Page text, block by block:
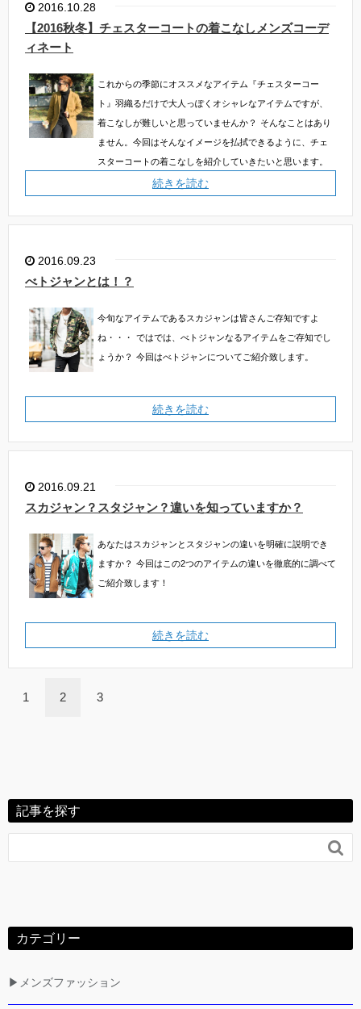
2016.10.28
【2016秋冬】チェスターコートの着こなしメンズコーデ
ィネート
これからの季節にオススメなアイテム『チェスターコー
ト』羽織るだけで大人っぽくオシャレなアイテムですが、
着こなしが難しいと思っていませんか？
そんなことはあり
ません。今回はそんなイメージを払拭できるように、チェ
スターコートの着こなしを紹介していきたいと思います。
続きを読む
2016.09.23
べトジャンとは！？
今旬なアイテムであるスカジャンは皆さんご存知ですよ
ね・・・
ではでは、べトジャンなるアイテムをご存知でし
ょうか？ 今回はべトジャンについてご紹介致します。
続きを読む
2016.09.21
スカジャン？スタジャン？違いを知っていますか？
あなたはスカジャンとスタジャンの違いを明確に説明でき
ますか？ 今回はこの2つのアイテムの違いを徹底的に調べて
ご紹介致します！
続きを読む
1 2 3
記事を探す

カテゴリー
▶メンズファッション